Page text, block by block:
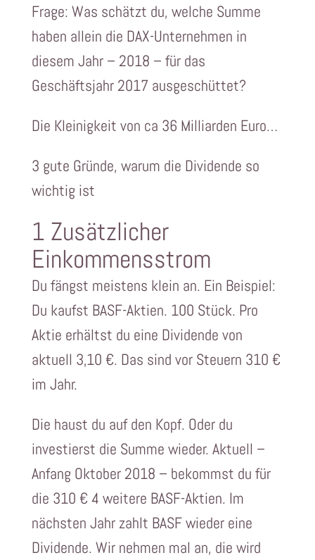
Frage: Was schätzt du, welche Summe
haben allein die DAX-Unternehmen in
diesem Jahr – 2018 – für das
Geschäftsjahr 2017 ausgeschüttet?
Die Kleinigkeit von ca 36 Milliarden Euro…
3 gute Gründe, warum die Dividende so
wichtig ist
1 Zusätzlicher
Einkommensstrom
Du fängst meistens klein an. Ein Beispiel:
Du kaufst BASF-Aktien. 100 Stück. Pro
Aktie erhältst du eine Dividende von
aktuell 3,10 €. Das sind vor Steuern 310 €
im Jahr.
Die haust du auf den Kopf. Oder du
investierst die Summe wieder. Aktuell –
Anfang Oktober 2018 – bekommst du für
die 310 € 4 weitere BASF-Aktien. Im
nächsten Jahr zahlt BASF wieder eine
Dividende. Wir nehmen mal an, die wird